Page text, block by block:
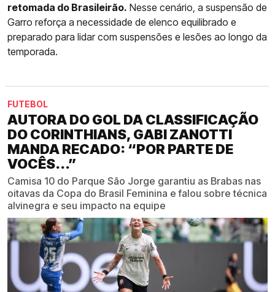
retomada do Brasileirão. Nesse cenário, a suspensão de
Garro reforça a necessidade de elenco equilibrado e
preparado para lidar com suspensões e lesões ao longo da
temporada.
FUTEBOL
AUTORA DO GOL DA CLASSIFICAÇÃO
DO CORINTHIANS, GABI ZANOTTI
MANDA RECADO: “POR PARTE DE
VOCÊS...”
Camisa 10 do Parque São Jorge garantiu as Brabas nas
oitavas da Copa do Brasil Feminina e falou sobre técnica
alvinegra e seu impacto na equipe